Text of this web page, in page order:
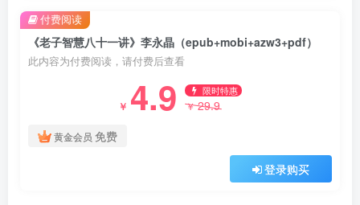
《老子智慧八十一讲》李永晶（epub+mobi+azw3+pdf）
此内容为付费阅读，请付费后查看
￥ 4.9 限时特惠
￥29.9
黄金会员 免费
登录购买
付费阅读